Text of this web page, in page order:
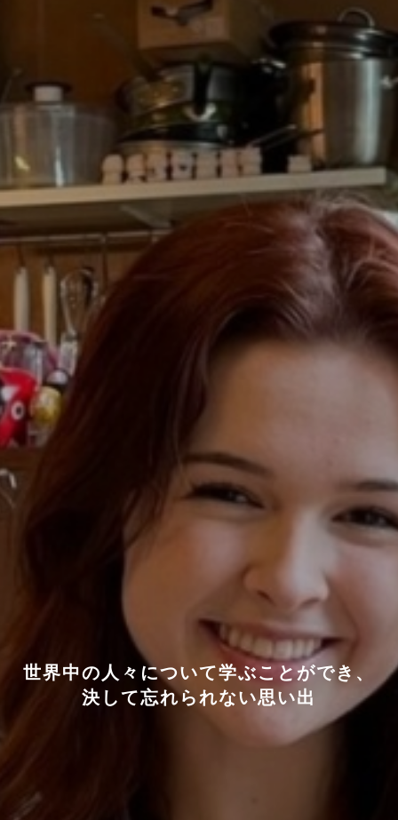
世界中の人々について学ぶことができ、
決して忘れられない思い出